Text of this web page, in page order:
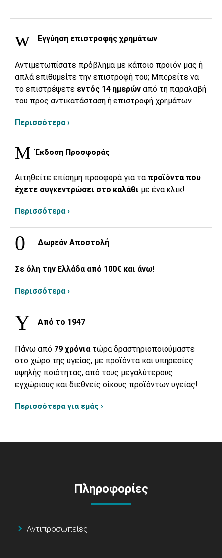
Εγγύηση επιστροφής χρημάτων
Αντιμετωπίσατε πρόβλημα με κάποιο προϊόν μας ή
απλά επιθυμείτε την επιστροφή του; Μπορείτε να
το επιστρέψετε εντός 14 ημερών από τη παραλαβή
του προς αντικατάσταση ή επιστροφή χρημάτων.
Περισσότερα ›
Έκδοση Προσφοράς
Αιτηθείτε επίσημη προσφορά για τα προϊόντα που
έχετε συγκεντρώσει στο καλάθι με ένα κλικ!
Περισσότερα ›
Δωρεάν Αποστολή
Σε όλη την Ελλάδα από 100€ και άνω!
Περισσότερα ›
Από το 1947
Πάνω από 79 χρόνια τώρα δραστηριοποιούμαστε
στο χώρο της υγείας, με προϊόντα και υπηρεσίες
υψηλής ποιότητας, από τους μεγαλύτερους
εγχώριους και διεθνείς οίκους προϊόντων υγείας!
Περισσότερα για εμάς ›
Πληροφορίες
Αντιπροσωπείες